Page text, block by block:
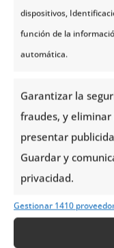
dispositivos,
función de la
automática.
Garantizar la
fraudes, y
presentar
Guardar y
privacidad.
Gestionar 1410